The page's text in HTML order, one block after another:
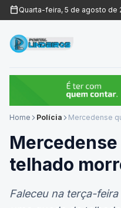
calendar_today Quarta-feira, 5 de agosto de
telhado
Faleceu na terça-